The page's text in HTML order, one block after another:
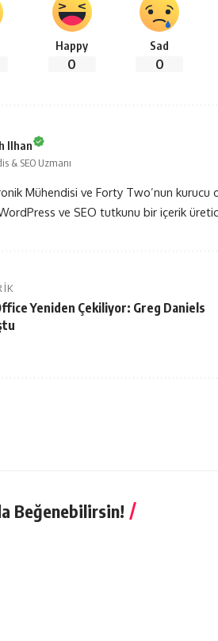
Happy
0
Sad
0
Ilhan
& SEO Uzmanı
Mühendisi ve Forty Two’nun kurucu
ve SEO tutkunu bir içerik
Yeniden Çekiliyor: Greg Daniels
Beğenebilirsin!